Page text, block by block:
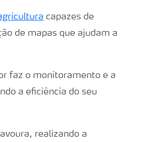
capazes de
de mapas que ajudam a
faz o monitoramento e a
a eficiência do seu
realizando a